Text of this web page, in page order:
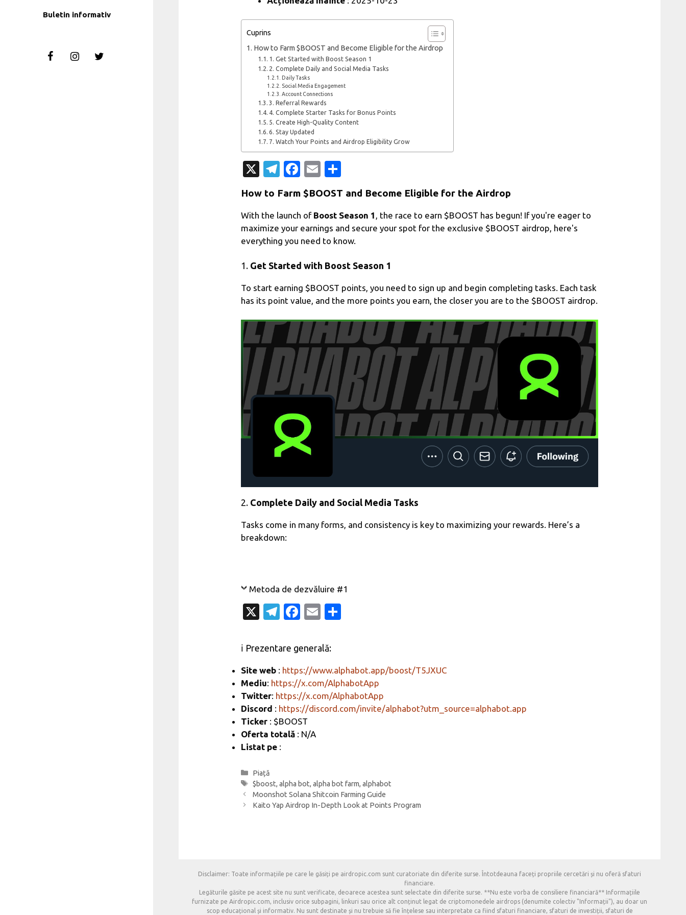
Buletin informativ
Cuprins
How to Farm $BOOST and Become Eligible for the Airdrop
1. Get Started with Boost Season 1
2. Complete Daily and Social Media Tasks
Daily Tasks
Social Media Engagement
Account Connections
3. Referral Rewards
4. Complete Starter Tasks for Bonus Points
5. Create High-Quality Content
6. Stay Updated
7. Watch Your Points and Airdrop Eligibility Grow
X
T
el
e
gr
a
m
Fa
c
e
b
o
k
E
m
ail
ar
ta
je
az
How to Farm $BOOST and Become Eligible for the Airdrop
With the launch of Boost Season 1 , the race to earn $BOOST has begun! If you're eager to
maximize your earnings and secure your spot for the exclusive $BOOST airdrop, here's
everything you need to know.
1. Get Started with Boost Season 1
To start earning $BOOST points, you need to sign up and begin completing tasks. Each task
has its point value, and the more points you earn, the closer you are to the $BOOST airdrop.
2. Complete Daily and Social Media Tasks
Tasks come in many forms, and consistency is key to maximizing your rewards. Here’s a
breakdown:
Metoda de dezvăluire #1
X
T
e
a
m
Fa
e
o
o
k
E
ail
az
ă
ℹ️ Prezentare generală:
Site web : https://www.alphabot.app/boost/T5JXUC
Mediu: https://x.com/AlphabotApp
Twitter: https://x.com/AlphabotApp
Discord : https://discord.com/invite/alphabot?utm_source=alphabot.app
Ticker : $BOOST
Oferta totală : N/A
Listat pe :
Categorii
Piață
Etichete
$boost,alpha bot,alpha bot farm,alphabot
Moonshot Solana Shitcoin Farming Guide
Kaito Yap Airdrop In-Depth Look at Points Program
Disclaimer: Toate informațiile pe care le găsiți pe airdropic.com sunt curatoriate din diferite surse. Întotdeauna faceți propriile cercetări și nu oferă sfaturi
financiare.
Legăturile găsite pe acest site nu sunt verificate, deoarece acestea sunt selectate din diferite surse. **Nu este vorba de consiliere financiară** Informațiile
furnizate pe Airdropic.com, inclusiv orice subpagini, linkuri sau orice alt conținut legat de criptomonedele airdrops (denumite colectiv "Informații"), au doar un
scop educațional și informativ. Nu sunt destinate și nu trebuie să fie înțelese sau interpretate ca fiind sfaturi financiare, sfaturi de investiții, sfaturi de